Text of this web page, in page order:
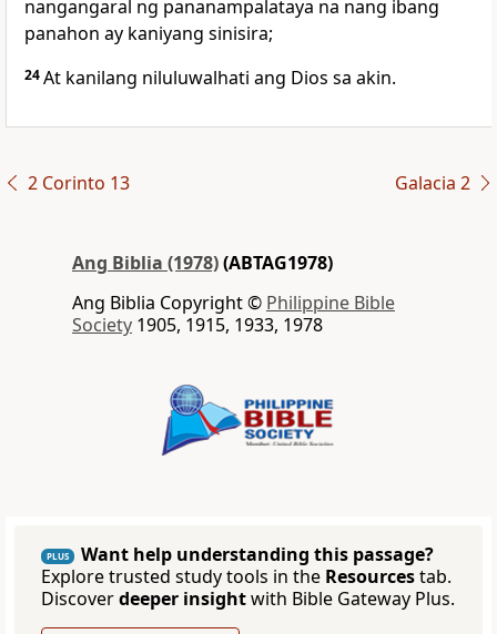
nangangaral ng pananampalataya na nang ibang
panahon ay kaniyang sinisira;
24At kanilang niluluwalhati ang Dios sa akin.
2 Corinto 13 Galacia 2
Ang Biblia (1978)(ABTAG1978)
Ang Biblia Copyright © Philippine Bible
Society 1905, 1915, 1933, 1978
PLUS
Want help understanding this passage?
Explore trusted study tools in the Resourcestab.
Discoverdeeper insightwith Bible Gateway Plus.